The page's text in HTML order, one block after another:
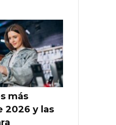
más
2026 y las